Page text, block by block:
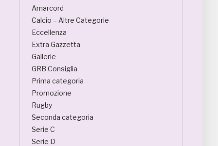
Amarcord
Calcio – Altre Categorie
Eccellenza
Extra Gazzetta
Gallerie
GRB Consiglia
Prima categoria
Promozione
Rugby
Seconda categoria
Serie C
Serie D